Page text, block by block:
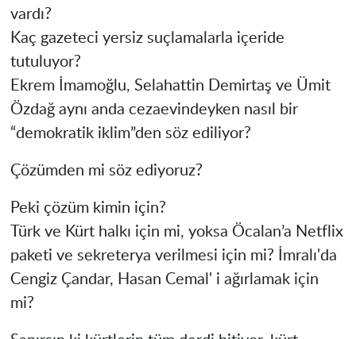
vardı?
Kaç gazeteci yersiz suçlamalarla içeride
tutuluyor?
Ekrem İmamoğlu, Selahattin Demirtaş ve Ümit
Özdağ aynı anda cezaevindeyken nasıl bir
“demokratik iklim”den söz ediliyor?
Çözümden mi söz ediyoruz?
Peki çözüm kimin için?
Türk ve Kürt halkı için mi, yoksa Öcalan’a Netflix
paketi ve sekreterya verilmesi için mi? İmralı'da
Cengiz Çandar, Hasan Cemal' i ağırlamak için
mi?